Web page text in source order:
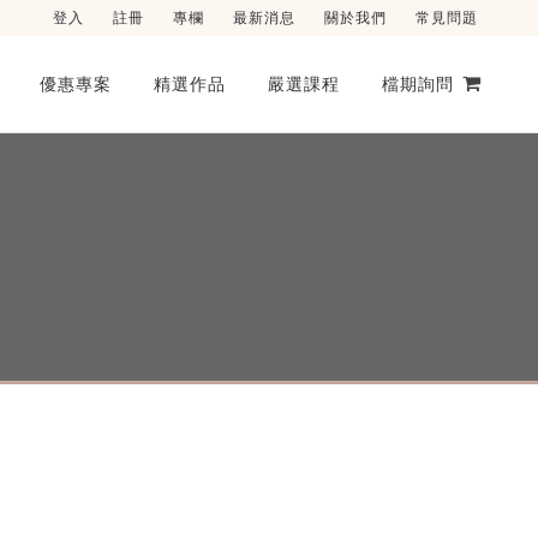
登入 註冊 專欄 最新消息 關於我們 常見問題
優惠專案 精選作品 嚴選課程 檔期詢問